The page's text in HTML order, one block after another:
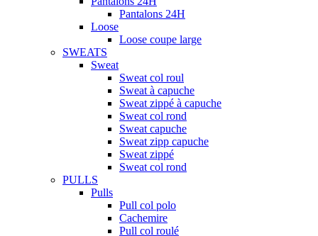
Pantalons 24H
Loose
Loose coupe large
SWEATS
Sweat
Sweat col roul
Sweat à capuche
Sweat zippé à capuche
Sweat col rond
Sweat capuche
Sweat zipp capuche
Sweat zippé
Sweat col rond
PULLS
Pulls
Pull col polo
Cachemire
Pull col roulé